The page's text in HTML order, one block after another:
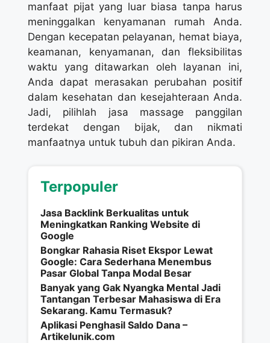
manfaat pijat yang luar biasa tanpa harus
meninggalkan kenyamanan rumah Anda.
Dengan kecepatan pelayanan, hemat biaya,
keamanan, kenyamanan, dan fleksibilitas
waktu yang ditawarkan oleh layanan ini,
Anda dapat merasakan perubahan positif
dalam kesehatan dan kesejahteraan Anda.
Jadi, pilihlah jasa massage panggilan
terdekat dengan bijak, dan nikmati
manfaatnya untuk tubuh dan pikiran Anda.
Terpopuler
Jasa Backlink Berkualitas untuk
Meningkatkan Ranking Website di
Google
Bongkar Rahasia Riset Ekspor Lewat
Google: Cara Sederhana Menembus
Pasar Global Tanpa Modal Besar
Banyak yang Gak Nyangka Mental Jadi
Tantangan Terbesar Mahasiswa di Era
Sekarang. Kamu Termasuk?
Aplikasi Penghasil Saldo Dana –
Artikelunik.com